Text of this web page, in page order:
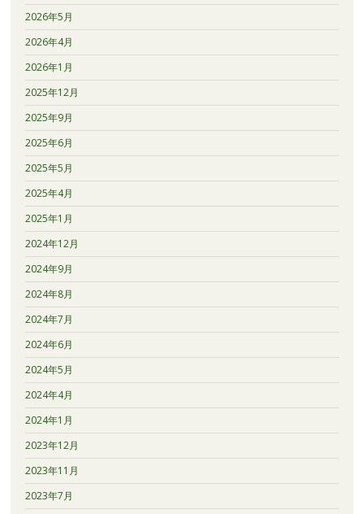
2026年5月
2026年4月
2026年1月
2025年12月
2025年9月
2025年6月
2025年5月
2025年4月
2025年1月
2024年12月
2024年9月
2024年8月
2024年7月
2024年6月
2024年5月
2024年4月
2024年1月
2023年12月
2023年11月
2023年7月